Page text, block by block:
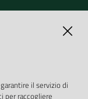
il servizio di
per raccogliere